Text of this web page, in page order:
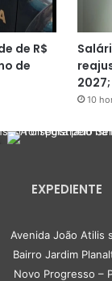
de R$
de
10
EXPEDIENTE
Avenida João Atilis
Bairro Jardim
Novo Progresso –